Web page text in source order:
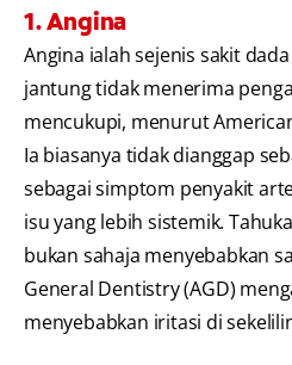
1. Angina
Angina ialah sejenis sakit
jantung tidak menerima
mencukupi, menurut
Ia biasanya tidak dianggap
sebagai simptom penyakit
isu yang lebih sistemik.
bukan sahaja menyebabkan
General Dentistry (AGD)
menyebabkan iritasi di